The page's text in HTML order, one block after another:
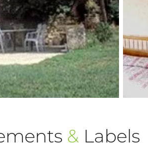
& Labels